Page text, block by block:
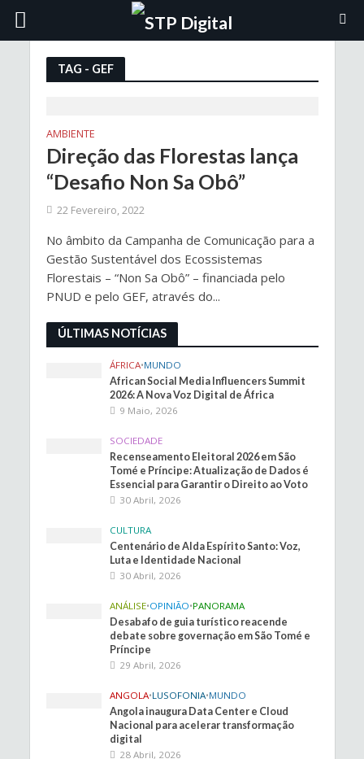
TAG - GEF
AMBIENTE
Direção das Florestas lança
“Desafio Non Sa Obô”
22 Fevereiro, 2022
No âmbito da Campanha de Comunicação para a
Gestão Sustentável dos Ecossistemas
Florestais – “Non Sa Obô” – financiada pelo
PNUD e pelo GEF, através do...
ÚLTIMAS NOTÍCIAS
ÁFRICA•MUNDO
African Social Media Influencers Summit
2026: A Nova Voz Digital de África
9 Maio, 2026
SOCIEDADE
Recenseamento Eleitoral 2026 em São
Tomé e Príncipe: Atualização de Dados é
Essencial para Garantir o Direito ao Voto
30 Abril, 2026
CULTURA
Centenário de Alda Espírito Santo: Voz,
Luta e Identidade Nacional
30 Abril, 2026
ANÁLISE•OPINIÃO•PANORAMA
Desabafo de guia turístico reacende
debate sobre governação em São Tomé e
Príncipe
29 Abril, 2026
ANGOLA•LUSOFONIA•MUNDO
Angola inaugura Data Center e Cloud
Nacional para acelerar transformação
digital
28 Abril, 2026